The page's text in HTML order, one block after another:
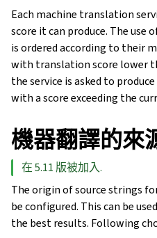
Each machine translation
score it can produce. The
is ordered according to their
with translation score lower
the service is asked to
with a score exceeding the
機器翻譯的來
在 5.11 版被加入.
The origin of source strings
be configured. This can be
the best results. Following